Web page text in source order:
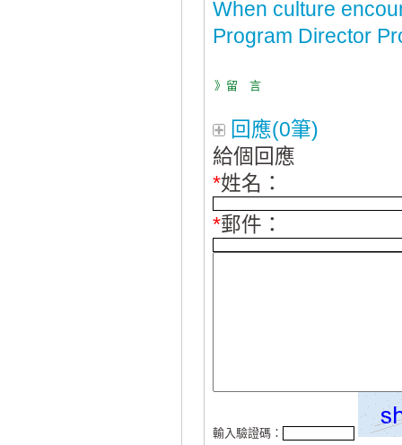
When culture
Program Director
》留 言
回應(0筆)
給個回應
*姓名：
*郵件：
輸入驗證碼：